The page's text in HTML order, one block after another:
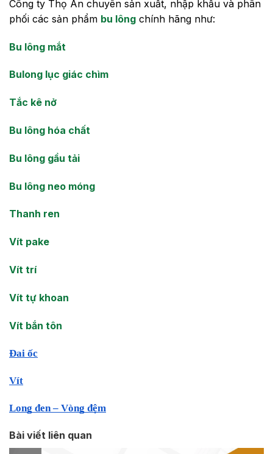
Công ty Thọ An chuyên sản xuất, nhập khẩu và phân
phối các sản phẩm bu lông chính hãng như:
Bu lông mắt
Bulong lục giác chìm
Tắc kê nở
Bu lông hóa chất
Bu lông gầu tải
Bu lông neo móng
Thanh ren
Vít pake
Vít trí
Vít tự khoan
Vít bắn tôn
Đai ốc
Vít
Long đen – Vòng đệm
Bài viết liên quan